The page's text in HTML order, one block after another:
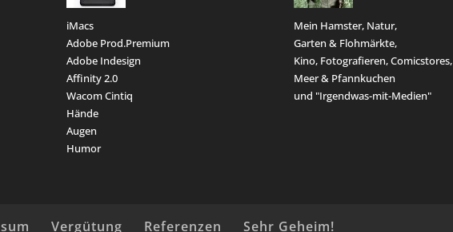
iMacs
Adobe Prod.Premium
Adobe Indesign
Affinity 2.0
Wacom Cintiq
Hände
Augen
Humor
Mein Hamster, Natur,
Garten & Flohmärkte,
Kino, Fotografieren, Comicstores,
Meer & Pfannkuchen
und "Irgendwas-mit-Medien"
Vergütung Referenzen Sehr Geheim!